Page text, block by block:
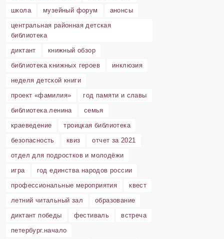
школа
музейный форум
анонсы
центральная районная детская
библиотека
диктант
книжный обзор
библиотека книжных героев
инклюзия
неделя детской книги
проект «фамилия»
год памяти и славы
библиотека ленина
семья
краеведение
троицкая библиотека
безопасность
квиз
отчет за 2021
отдел для подростков и молодёжи
игра
год единства народов россии
профессиональные мероприятия
квест
летний читальный зал
образование
диктант победы
фестиваль
встреча
петербург.начало